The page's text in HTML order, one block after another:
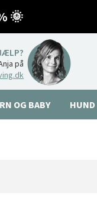
🌞
på
OG BABY HUND